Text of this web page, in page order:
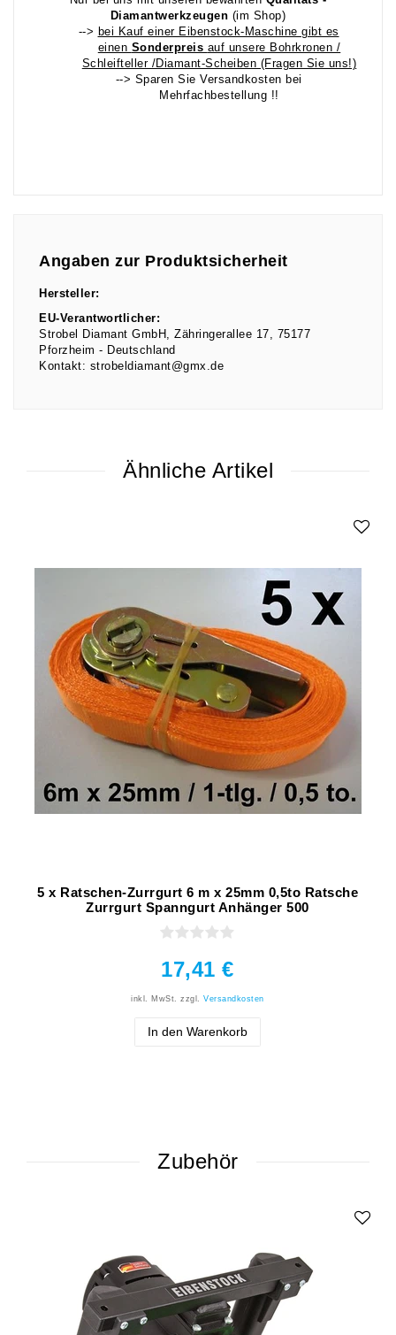
Diamantwerkzeugen (im Shop)
--> bei Kauf einer Eibenstock-Maschine gibt es
einen Sonderpreis auf unsere Bohrkronen /
Schleifteller /Diamant-Scheiben (Fragen Sie uns!)
--> Sparen Sie Versandkosten bei
Mehrfachbestellung !!
Angaben zur Produktsicherheit
Hersteller:
EU-Verantwortlicher:
Strobel Diamant GmbH
Zähringerallee 17
75177
Pforzheim
Deutschland
Kontakt: strobeldiamant@gmx.de
Ähnliche Artikel
5 x Ratschen-Zurrgurt 6 m x 25mm 0,5to Ratsche
Zurrgurt Spanngurt Anhänger 500
17,41 €
inkl. MwSt. zzgl.Versandkosten
In den Warenkorb
Zubehör